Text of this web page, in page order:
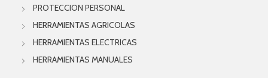
PROTECCION PERSONAL
HERRAMIENTAS AGRICOLAS
HERRAMIENTAS ELECTRICAS
HERRAMIENTAS MANUALES